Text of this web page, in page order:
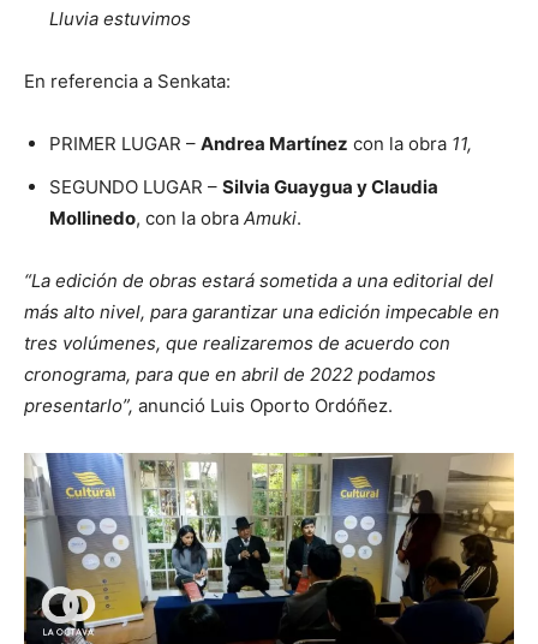
Lluvia estuvimos
En referencia a Senkata:
PRIMER LUGAR – Andrea Martínez con la obra 11,
SEGUNDO LUGAR – Silvia Guaygua y Claudia
Mollinedo, con la obra Amuki.
“La edición de obras estará sometida a una editorial del
más alto nivel, para garantizar una edición impecable en
tres volúmenes, que realizaremos de acuerdo con
cronograma, para que en abril de 2022 podamos
presentarlo”, anunció Luis Oporto Ordóñez.